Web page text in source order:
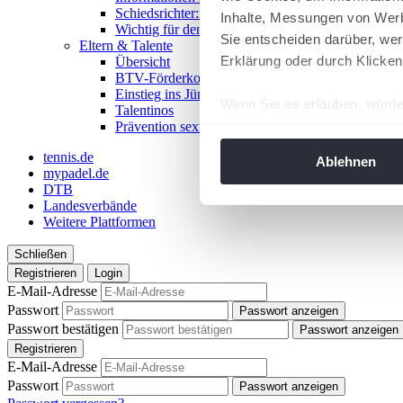
Inhalte, Messungen von
Sie entscheiden darüber,
Erklärung oder durch
Wenn Sie es erlauben,
Website an unsere Partner
möglicherweise mit weiteren
der Dienste gesammelt
Ablehnen
Schiedsrichter:in werden!
Wichtig für den Spieltag
Eltern & Talente
Übersicht
BTV-Förderkonzept
Einstieg ins Jüngstentennis
Talentinos
Prävention sexualisierter Gewalt
tennis.de
mypadel.de
DTB
Landesverbände
Weitere Plattformen
Schließen
Registrieren
Login
E-Mail-Adresse
Passwort
Passwort anzeigen
Passwort bestätigen
Passwort anzeigen
Registrieren
E-Mail-Adresse
Passwort
Passwort anzeigen